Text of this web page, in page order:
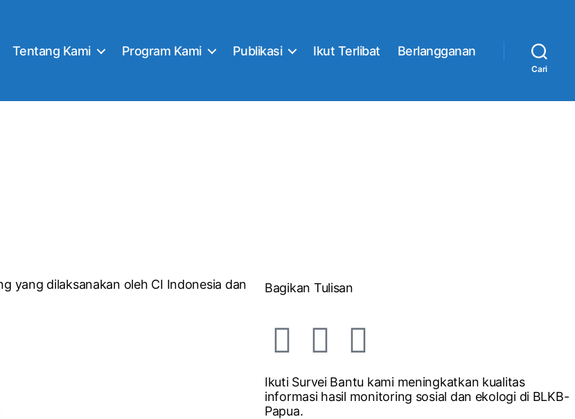
Tentang Kami Program Kami Publikasi Ikut Terlibat Berlangganan
Cari
yang dilaksanakan oleh CI Indonesia dan
Bagikan Tulisan
Ikuti Survei Bantu kami meningkatkan kualitas
informasi hasil monitoring sosial dan ekologi di BLKB-
Papua.